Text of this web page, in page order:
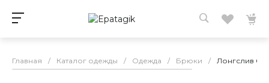
Главная / Каталог одежды / Одежда / Брюки / Лонгслив